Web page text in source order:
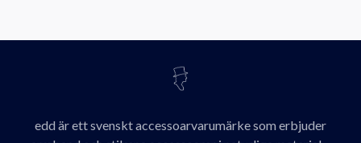
edd är ett svenskt accessoarvarumärke som erbjuder